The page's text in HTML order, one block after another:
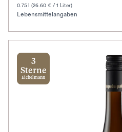
0.75 l (26.60 € / 1 Liter)
Lebensmittelangaben
3
Sterne
Eichelmann